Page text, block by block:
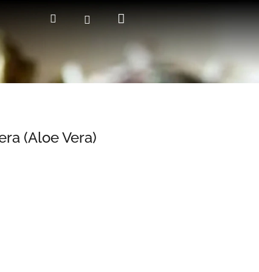
KeresésBejelentkezés
Kosár
(Aloe Vera)